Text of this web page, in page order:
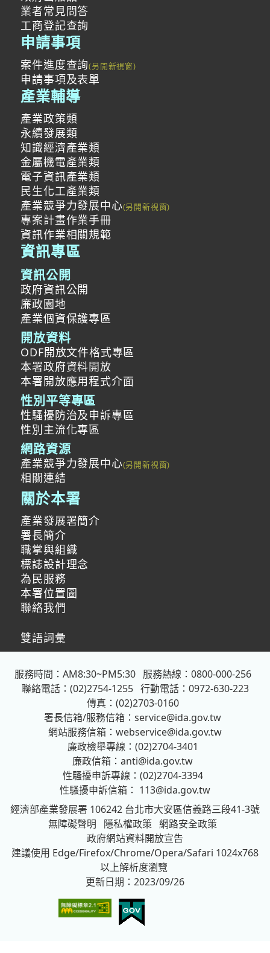
業者常見問答
工商登記查詢
申請事項
案件進度查詢
申請事項及表單
產業輔導
產業政策類
永續發展類
知識經濟產業類
金屬機電產業類
電子資訊產業類
民生化工產業類
產業競爭力發展中心
專案計畫作業手冊
資訊作業相關規範
資訊專區
資訊公開
政府資訊公開
廉政園地
產業個資保護專區
開放資料
ODF開放文件格式專區
本署政府資料開放
本署開放應用程式介面
性別平等專區
性騷擾防治及申訴專區
性別主流化專區
網路資源
產業競爭力發展中心
相關連結
關於本署
產業發展署簡介
署長簡介
職掌與組織
標誌設計理念
為民服務
本署位置圖
聯絡我們
雙語詞彙
服務時間：AM8:30~PM5:30
服務熱線：0800-000-256
聯絡電話：(02)2754-1255 行動電話：0972-630-223
傳真：(02)2703-0160
署長信箱/服務信箱： service@ida.gov.tw
網站服務信箱： webservice@ida.gov.tw
廉政檢舉專線：(02)2704-3401
廉政信箱： anti@ida.gov.tw
性騷擾申訴專線：(02)2704-3394
性騷擾申訴信箱： 113@ida.gov.tw
經濟部產業發展署 106242 台北市大安區信義路三段41-3號
無障礙聲明
隱私權政策 網路安全政策
政府網站資料開放宣告
建議使用 Edge/Firefox/Chrome/Opera/Safari 1024x768
以上解析度瀏覽
更新日期：2023/09/26